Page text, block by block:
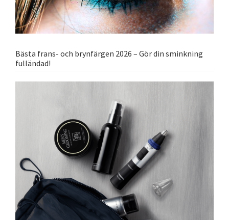
Bästa frans- och brynfärgen 2026 – Gör din sminkning
fulländad!